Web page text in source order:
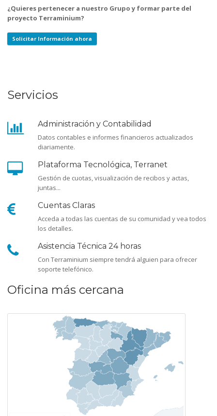
¿Quieres pertenecer a nuestro Grupo y formar parte del
proyecto Terraminium?
Solicitar Información ahora
Servicios
Administración y Contabilidad
Datos contables e informes financieros actualizados
diariamente.
Plataforma Tecnológica, Terranet
Gestión de cuotas, visualización de recibos y actas,
juntas...
Cuentas Claras
Acceda a todas las cuentas de su comunidad y vea todos
los detalles.
Asistencia Técnica 24 horas
Con Terraminium siempre tendrá alguien para ofrecer
soporte telefónico.
Oficina más cercana